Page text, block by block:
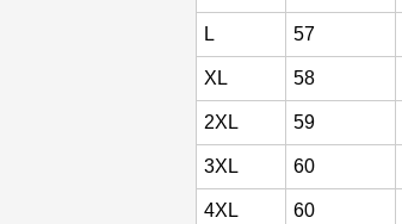
L 57
XL 58
2XL 59
3XL 60
4XL 60